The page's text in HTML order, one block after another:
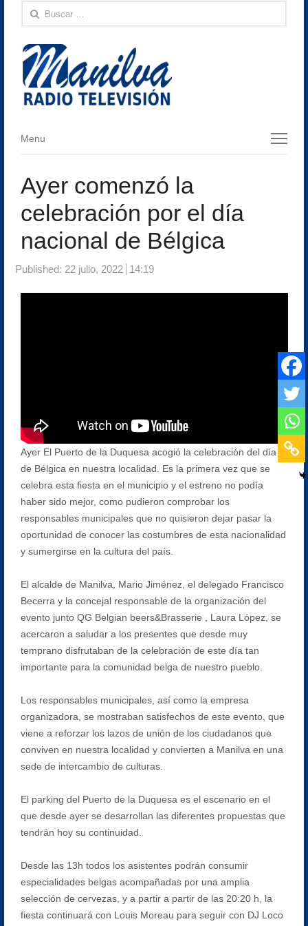
Buscar:
Menu
Menu
Ayer comenzó la
celebración por el día
nacional de Bélgica
Published: 22 julio, 2022 14:19
Ayer El Puerto de la Duquesa acogió la celebración del día
de Bélgica en nuestra localidad. Es la primera vez que se
celebra esta fiesta en el municipio y el estreno no podía
haber sido mejor, como pudieron comprobar los
responsables municipales que no quisieron dejar pasar la
oportunidad de conocer las costumbres de esta nacionalidad
y sumergirse en la cultura del país.
El alcalde de Manilva, Mario Jiménez, el delegado Francisco
Becerra y la concejal responsable de la organización del
evento junto QG Belgian beers&Brasserie , Laura López, se
acercaron a saludar a los presentes que desde muy
temprano disfrutaban de la celebración de este día tan
importante para la comunidad belga de nuestro pueblo.
Los responsables municipales, así como la empresa
organizadora, se mostraban satisfechos de este evento, que
viene a reforzar los lazos de unión de los ciudadanos que
conviven en nuestra localidad y convierten a Manilva en una
sede de intercambio de culturas.
El parking del Puerto de la Duquesa es el escenario en el
que desde ayer se desarrollan las diferentes propuestas que
tendrán hoy su continuidad.
Desde las 13h todos los asistentes podrán consumir
especialidades belgas acompañadas por una amplia
selección de cervezas, y a partir a partir de las 20:20 h, la
fiesta continuará con Louis Moreau para seguir con DJ Loco